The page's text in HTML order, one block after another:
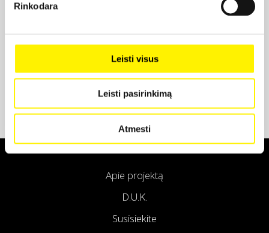
Rinkodara
Leisti visus
Leisti pasirinkimą
Atmesti
Apie projektą
D.U.K.
Susisiekite